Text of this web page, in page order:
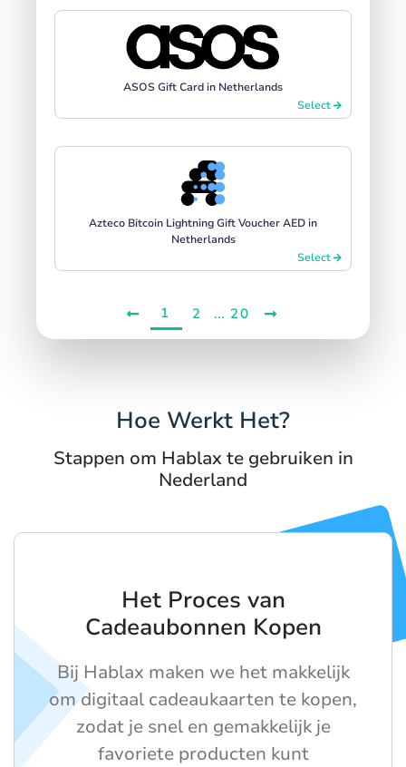
ASOS Gift Card in Netherlands
Select
Azteco Bitcoin Lightning Gift Voucher AED in
Netherlands
Select
1 2 ... 20
Hoe Werkt Het?
Stappen om Hablax te gebruiken in
Nederland
Het Proces van
Cadeaubonnen Kopen
Bij Hablax maken we het makkelijk
om digitaal cadeaukaarten te kopen,
zodat je snel en gemakkelijk je
favoriete producten kunt